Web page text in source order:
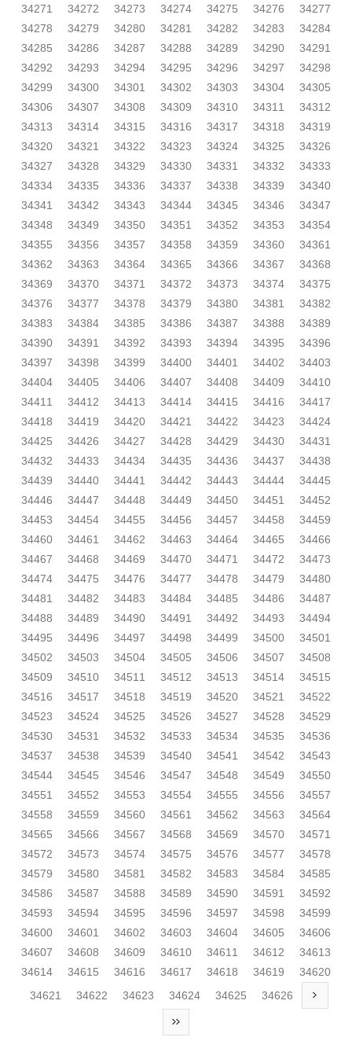
34271
34272 34273 34274 34275 34276
34277
34278
34279 34280 34281 34282 34283
34284
34285
34286 34287 34288 34289 34290
34291
34292
34293 34294 34295 34296 34297
34298
34299
34300 34301 34302 34303 34304
34305
34306
34307 34308 34309 34310 34311
34312
34313
34314 34315 34316 34317 34318
34319
34320
34321 34322 34323 34324 34325
34326
34327
34328 34329 34330 34331 34332
34333
34334
34335 34336 34337 34338 34339
34340
34341
34342 34343 34344 34345 34346
34347
34348
34349 34350 34351 34352 34353
34354
34355
34356 34357 34358 34359 34360
34361
34362
34363 34364 34365 34366 34367
34368
34369
34370 34371 34372 34373 34374
34375
34376
34377 34378 34379 34380 34381
34382
34383
34384 34385 34386 34387 34388
34389
34390
34391 34392 34393 34394 34395
34396
34397
34398 34399 34400 34401 34402
34403
34404
34405 34406 34407 34408 34409
34410
34411
34412 34413 34414 34415 34416
34417
34418
34419 34420 34421 34422 34423
34424
34425
34426 34427 34428 34429 34430
34431
34432
34433 34434 34435 34436 34437
34438
34439
34440 34441 34442 34443 34444
34445
34446
34447 34448 34449 34450 34451
34452
34453
34454 34455 34456 34457 34458
34459
34460
34461 34462 34463 34464 34465
34466
34467
34468 34469 34470 34471 34472
34473
34474
34475 34476 34477 34478 34479
34480
34481
34482 34483 34484 34485 34486
34487
34488
34489 34490 34491 34492 34493
34494
34495
34496 34497 34498 34499 34500
34501
34502
34503 34504 34505 34506 34507
34508
34509
34510 34511 34512 34513 34514
34515
34516
34517 34518 34519 34520 34521
34522
34523
34524 34525 34526 34527 34528
34529
34530
34531 34532 34533 34534 34535
34536
34537
34538 34539 34540 34541 34542
34543
34544
34545 34546 34547 34548 34549
34550
34551
34552 34553 34554 34555 34556
34557
34558
34559 34560 34561 34562 34563
34564
34565
34566 34567 34568 34569 34570
34571
34572
34573 34574 34575 34576 34577
34578
34579
34580 34581 34582 34583 34584
34585
34586
34587 34588 34589 34590 34591
34592
34593
34594 34595 34596 34597 34598
34599
34600
34601 34602 34603 34604 34605
34606
34607
34608 34609 34610 34611 34612
34613
34614
34615 34616 34617 34618 34619
34620
34621
34622 34623 34624 34625 34626